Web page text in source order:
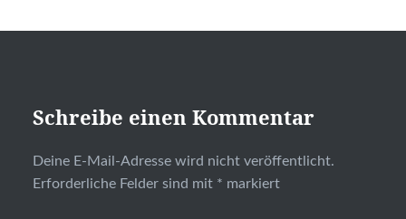
Schreibe einen Kommentar
Deine E-Mail-Adresse wird nicht veröffentlicht.
Erforderliche Felder sind mit * markiert